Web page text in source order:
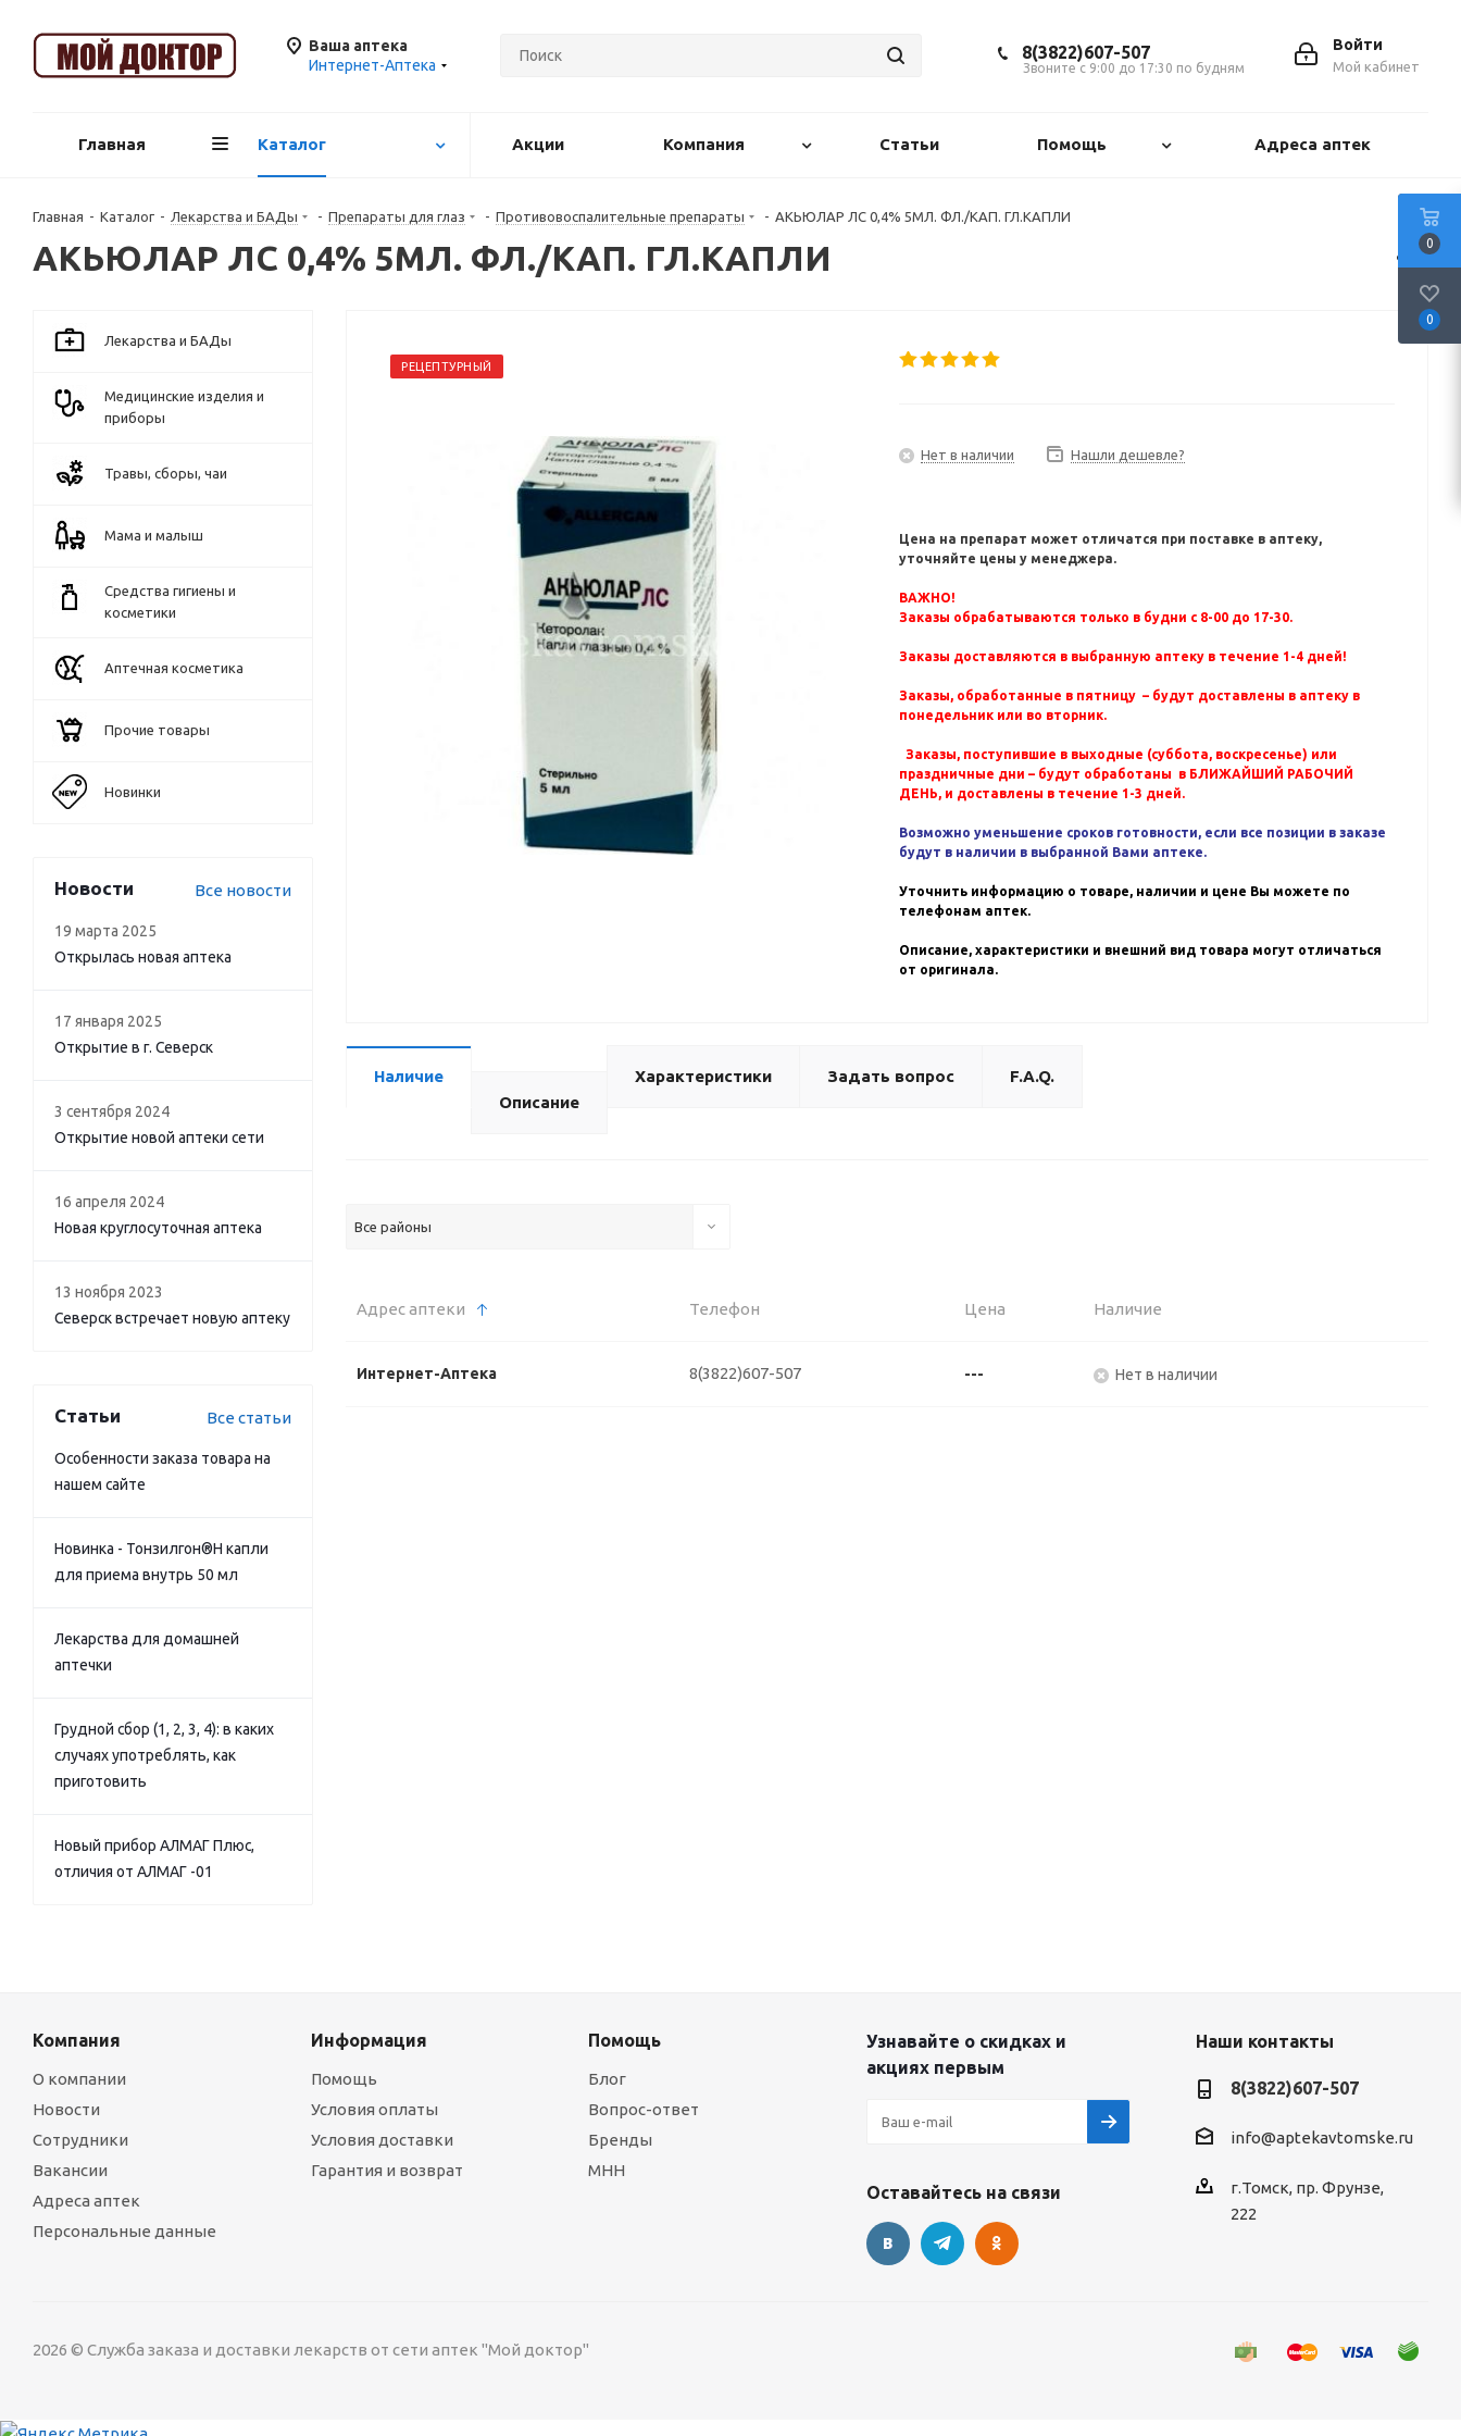
Ваша аптека
Интернет-Аптека
Войти
Мой кабинет
8(3822)607-507
Звоните с 9:00 до 17:30 по будням
Главная Каталог Акции Компания Статьи Помощь Адреса аптек
Главная - Каталог - Лекарства и БАДы - Препараты для глаз - Противовоспалительные препараты - АКЬЮЛАР ЛС 0,4% 5МЛ. ФЛ./КАП. ГЛ.КАПЛИ
АКЬЮЛАР ЛС 0,4% 5МЛ. ФЛ./КАП. ГЛ.КАПЛИ
РЕЦЕПТУРНЫЙ
Нет в наличии Нашли дешевле?
Цена на препарат может отличатся при поставке в аптеку,
уточняйте цены у менеджера.
ВАЖНО!
Заказы обрабатываются только в будни с 8-00 до 17-30.
Заказы доставляются в выбранную аптеку в течение 1-4 дней!
Заказы, обработанные в пятницу – будут доставлены в аптеку в
понедельник или во вторник.
Заказы, поступившие в выходные (суббота, воскресенье) или
праздничные дни – будут обработаны в БЛИЖАЙШИЙ РАБОЧИЙ
ДЕНЬ, и доставлены в течение 1-3 дней.
Возможно уменьшение сроков готовности, если все позиции в заказе
будут в наличии в выбранной Вами аптеке.
Уточнить информацию о товаре, наличии и цене Вы можете по
телефонам аптек.
Описание, характеристики и внешний вид товара могут отличаться
от оригинала.
Наличие
Описание
Характеристики Задать вопрос F.A.Q.
Все районы
Адрес аптеки Телефон Цена Наличие
Интернет-Аптека 8(3822)607-507 --- Нет в наличии
Лекарства и БАДы
Медицинские изделия и
приборы
Травы, сборы, чаи
Мама и малыш
Средства гигиены и
косметики
Аптечная косметика
Прочие товары
Новинки
Новости Все новости
19 марта 2025
Открылась новая аптека
17 января 2025
Открытие в г. Северск
3 сентября 2024
Открытие новой аптеки сети
16 апреля 2024
Новая круглосуточная аптека
13 ноября 2023
Северск встречает новую аптеку
Статьи Все статьи
Особенности заказа товара на
нашем сайте
Новинка - Тонзилгон®Н капли
для приема внутрь 50 мл
Лекарства для домашней
аптечки
Грудной сбор (1, 2, 3, 4): в каких
случаях употреблять, как
приготовить
Новый прибор АЛМАГ Плюс,
отличия от АЛМАГ -01
Компания
О компании
Новости
Сотрудники
Вакансии
Адреса аптек
Персональные данные
Информация
Помощь
Условия оплаты
Условия доставки
Гарантия и возврат
Помощь
Блог
Вопрос-ответ
Бренды
МНН
Узнавайте о скидках и
акциях первым
Оставайтесь на связи
Наши контакты
8(3822)607-507
info@aptekavtomske.ru
г.Томск, пр. Фрунзе,
222
2026 © Служба заказа и доставки лекарств от сети аптек "Мой доктор"
0
0